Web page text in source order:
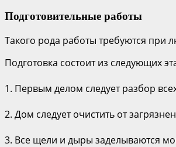
Подготовительные работы
Такого рода работы требуются
Подготовка состоит из следующих
1. Первым делом следует разбор
2. Дом следует очистить от
3. Все щели и дыры заделываются